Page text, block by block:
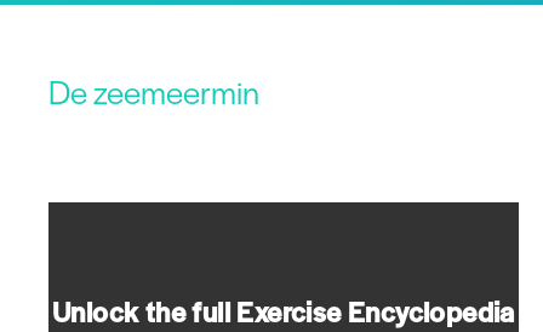
De zeemeermin
Unlock the full Exercise Encyclopedia